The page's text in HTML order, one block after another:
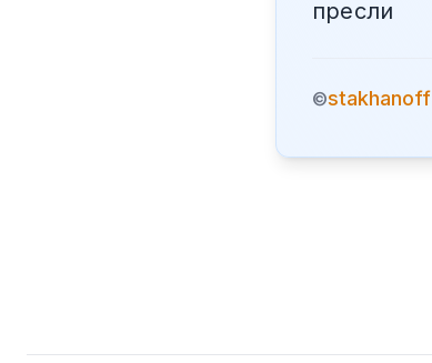
пресли
©stakhanoff